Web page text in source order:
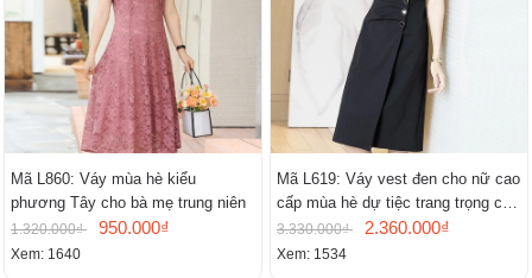
Mã L860: Váy mùa hè kiểu
phương Tây cho bà mẹ trung niên
1.320.000₫ 950.000₫
Xem: 1640
Mã L619: Váy vest đen cho nữ cao
cấp mùa hè dự tiệc trang trọng cao
cấp
3.330.000₫ 2.360.000₫
Xem: 1534